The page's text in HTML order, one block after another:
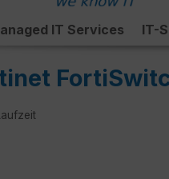
IT Services IT-